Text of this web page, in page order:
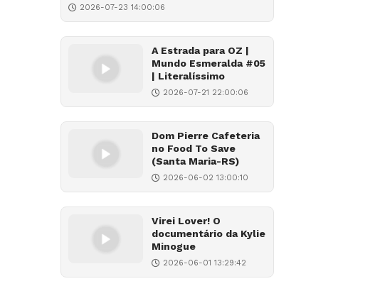
2026-07-23 14:00:06
A Estrada para OZ |
Mundo Esmeralda #05
| Literalíssimo
2026-07-21 22:00:06
Dom Pierre Cafeteria
no Food To Save
(Santa Maria-RS)
2026-06-02 13:00:10
Virei Lover! O
documentário da Kylie
Minogue
2026-06-01 13:29:42